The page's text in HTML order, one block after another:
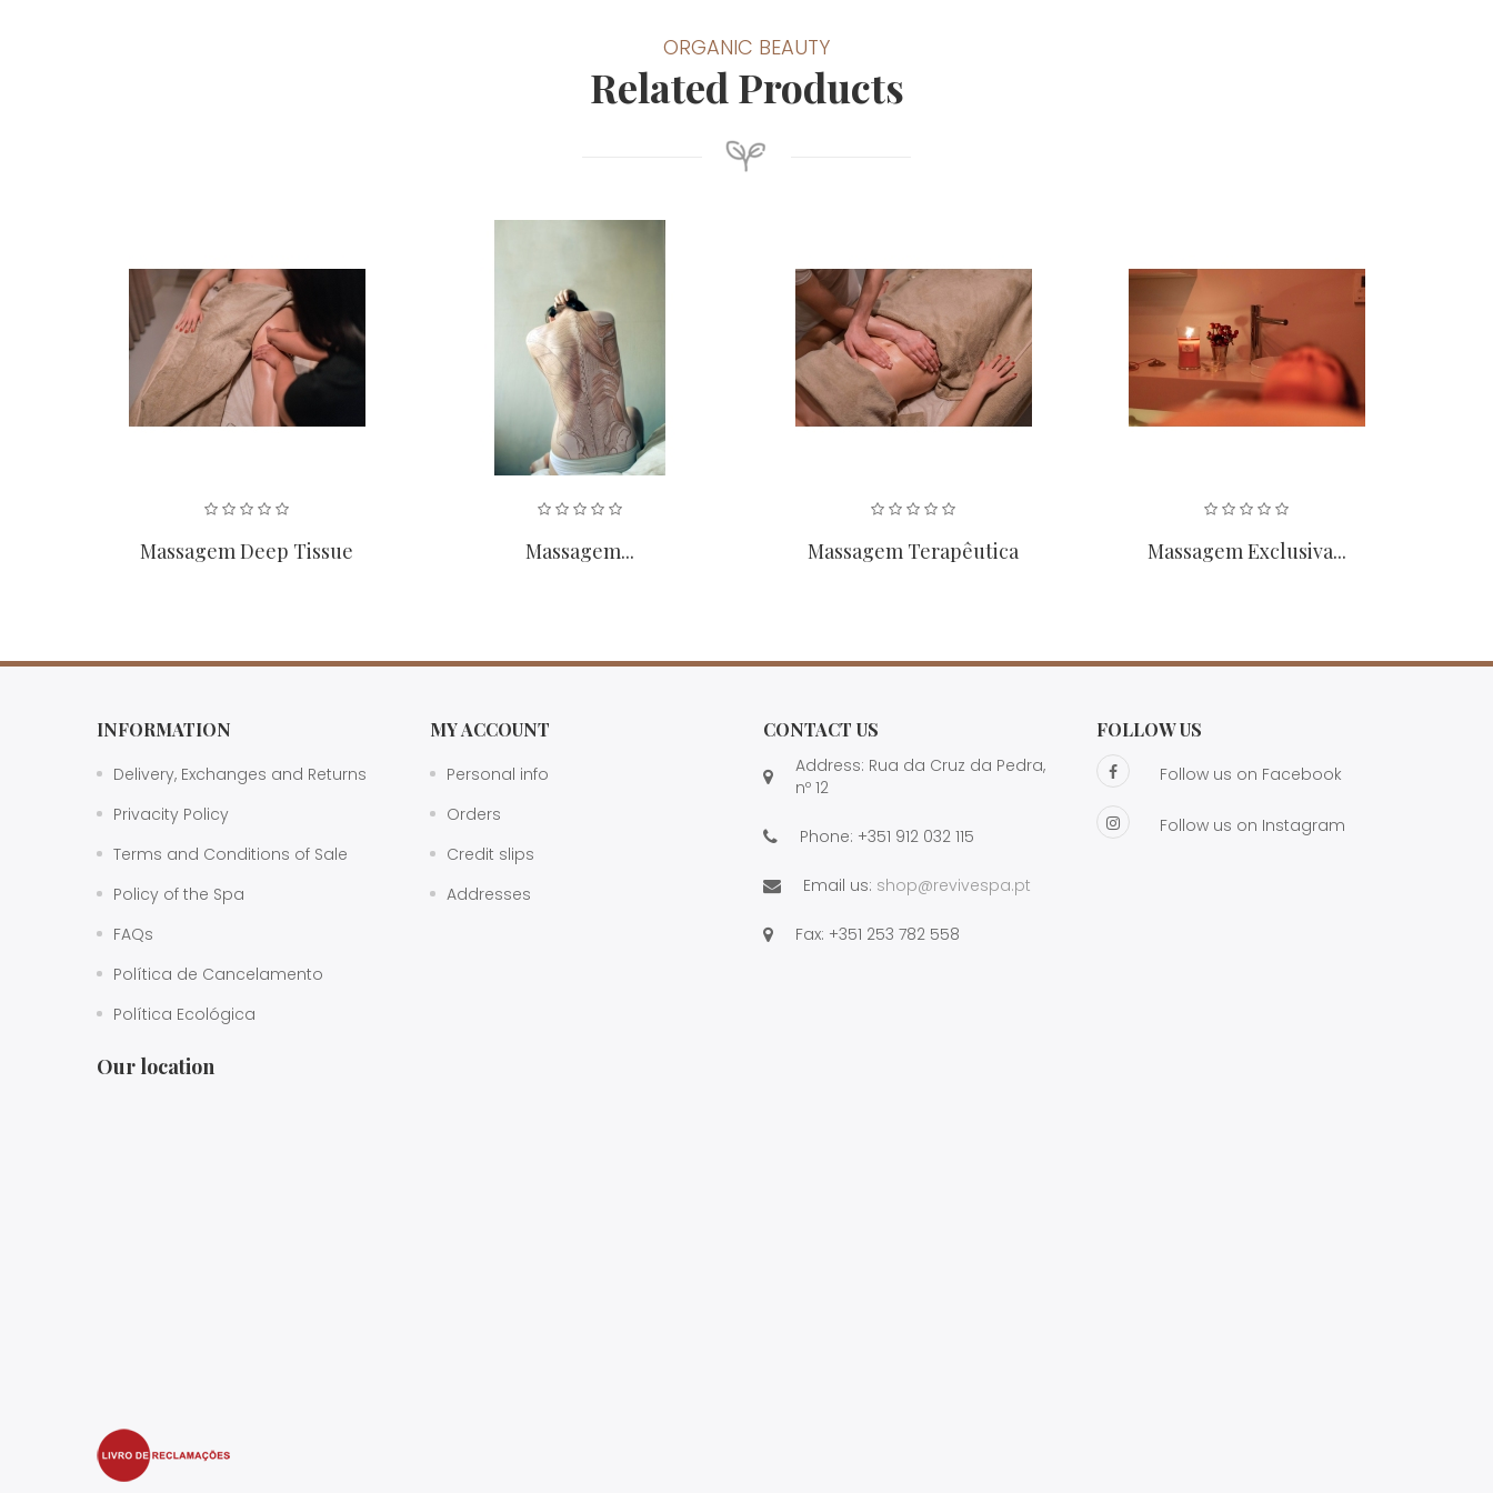
ORGANIC BEAUTY
Related Products
Massagem Deep Tissue Massagem... Massagem Terapêutica Massagem Exclusiva...
INFORMATION
Delivery, Exchanges and Returns
Privacity Policy
Terms and Conditions of Sale
Policy of the Spa
FAQs
Política de Cancelamento
Política Ecológica
MY ACCOUNT
Personal info
Orders
Credit slips
Addresses
CONTACT US
Address: Rua da Cruz da Pedra,
nº 12
Phone: +351 912 032 115
Email us: shop@revivespa.pt
Fax: +351 253 782 558
FOLLOW US
Follow us on Facebook
Follow us on Instagram
Our location